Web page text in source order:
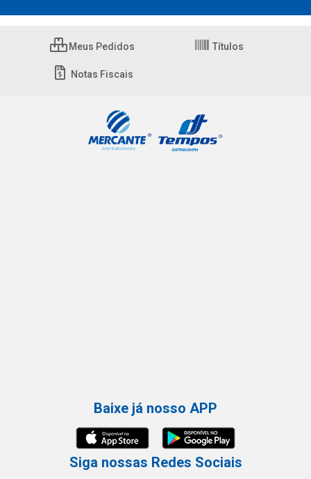
Meus Pedidos Títulos
Notas Fiscais
Baixe já nosso APP
Siga nossas Redes Sociais